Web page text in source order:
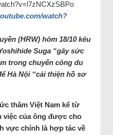
watch?
(HRW) hôm 18/10 kêu
Suga “gây sức
trong chuyến công du
Hà Nội “cải thiện hồ sơ
thăm Việt Nam kể từ
việc của ông được cho
vực chính là hợp tác về